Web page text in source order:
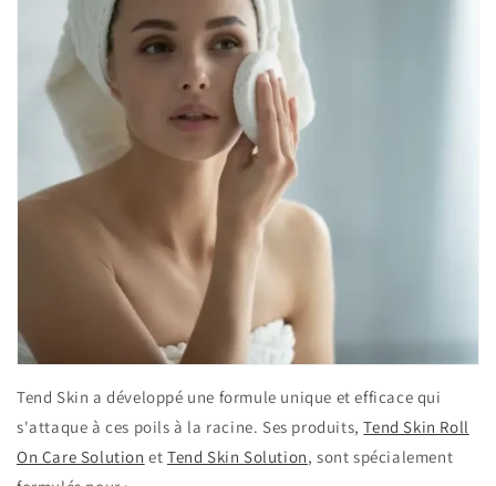
Tend Skin a développé une formule unique et efficace qui
s'attaque à ces poils à la racine. Ses produits,Tend Skin Roll
On Care Solution etTend Skin Solution, sont spécialement